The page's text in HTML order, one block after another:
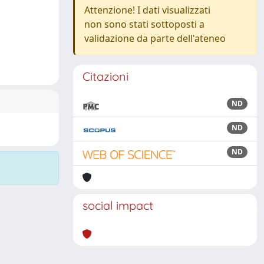
Attenzione! I dati visualizzati
non sono stati sottoposti a
validazione da parte dell'ateneo
Citazioni
ND
ND
ND
social impact